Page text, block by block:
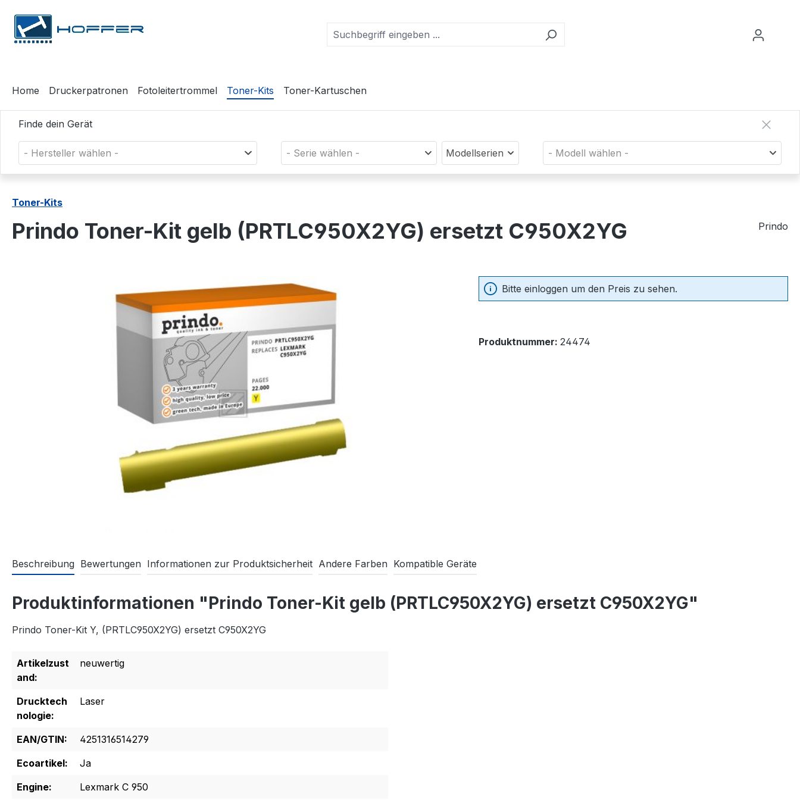
Hauptinhalt springen
Zur Suche springen
Zur Hauptnavigation springen
Home Druckerpatronen Fotoleitertrommel Toner-Kits Toner-Kartuschen
Finde dein Gerät
- Hersteller wählen - - Serie wählen - Modellserien - Modell wählen -
Toner-Kits
Prindo Toner-Kit gelb (PRTLC950X2YG) ersetzt C950X2YG Prindo
Bitte einloggen um den Preis zu sehen.
Produktnummer: 24474
Beschreibung Bewertungen Informationen zur Produktsicherheit Andere Farben Kompatible Geräte
Produktinformationen "Prindo Toner-Kit gelb (PRTLC950X2YG) ersetzt C950X2YG"
Prindo Toner-Kit Y, (PRTLC950X2YG) ersetzt C950X2YG
Artikelzust
and:
neuwertig
Drucktech
nologie:
Laser
EAN/GTIN:
4251316514279
Ecoartikel:
Ja
Engine:
Lexmark C 950